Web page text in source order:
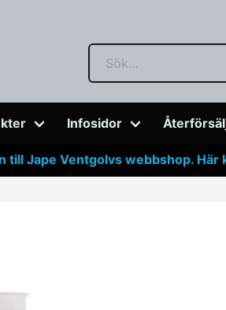
Infosidor
till Jape Ventgolvs webbshop.